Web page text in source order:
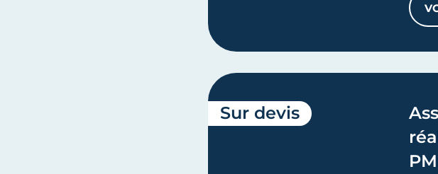
Sur devis